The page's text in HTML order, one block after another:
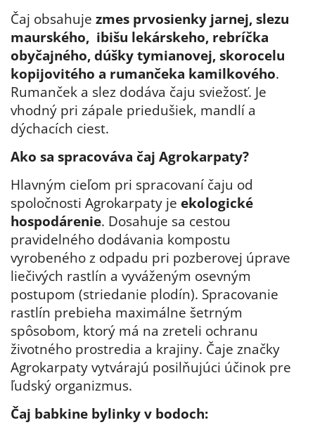
Čaj obsahuje zmes prvosienky jarnej, slezu
maurského, ibišu lekárskeho, rebríčka
obyčajného, dúšky tymianovej, skorocelu
kopijovitého a rumančeka kamilkového.
Rumanček a slez dodáva čaju sviežosť. Je
vhodný pri zápale priedušiek, mandlí a
dýchacích ciest.
Ako sa spracováva čaj Agrokarpaty?
Hlavným cieľom pri spracovaní čaju od
spoločnosti Agrokarpaty je ekologické
hospodárenie. Dosahuje sa cestou
pravidelného dodávania kompostu
vyrobeného z odpadu pri pozberovej úprave
liečivých rastlín a vyváženým osevným
postupom (striedanie plodín). Spracovanie
rastlín prebieha maximálne šetrným
spôsobom, ktorý má na zreteli ochranu
životného prostredia a krajiny. Čaje značky
Agrokarpaty vytvárajú posilňujúci účinok pre
ľudský organizmus.
Čaj babkine bylinky v bodoch: